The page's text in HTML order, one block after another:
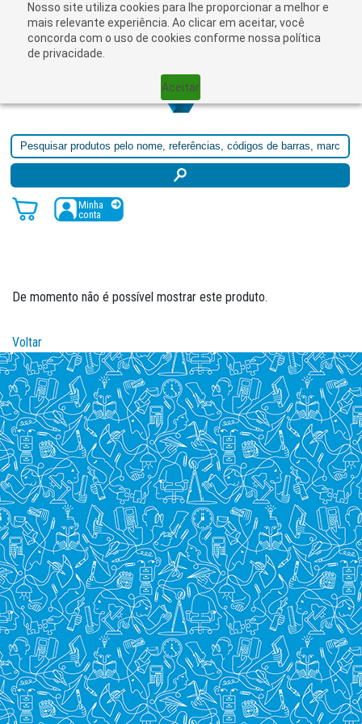
Nosso site utiliza cookies para lhe proporcionar a melhor e
mais relevante experiência. Ao clicar em aceitar, você
concorda com o uso de cookies conforme nossa política
de privacidade.
Aceitar
Minha
conta
De momento não é possível mostrar este produto.
Voltar